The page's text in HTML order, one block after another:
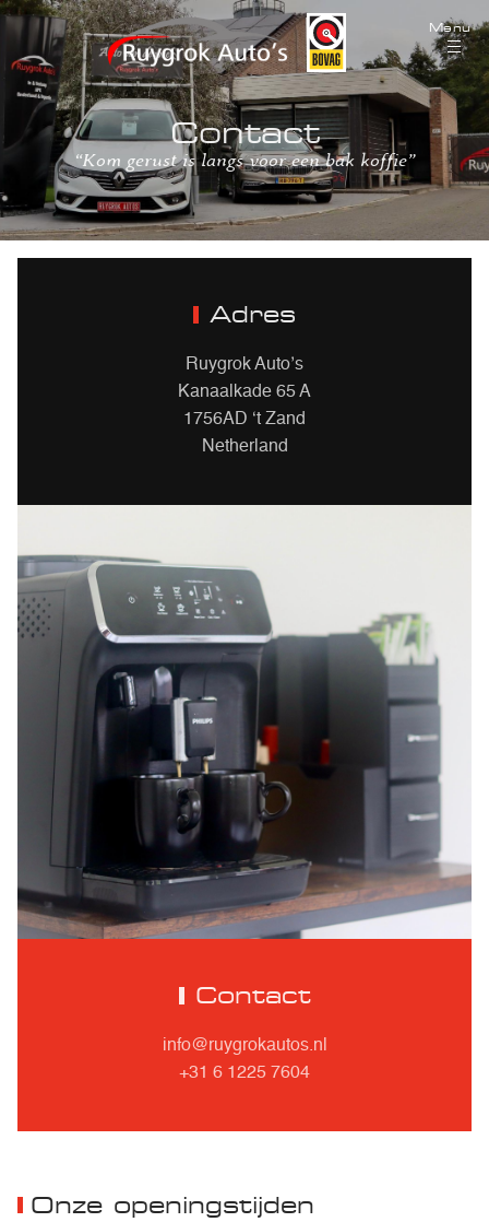
Menu
Contact
“Kom gerust is langs voor een bak koffie”
Adres
Ruygrok Auto’s
Kanaalkade 65 A
1756AD ‘t Zand
Netherland
Contact
info@ruygrokautos.nl
+31 6 1225 7604
Onze openingstijden